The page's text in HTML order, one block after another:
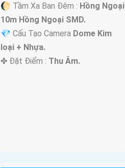
🌔 Tầm Xa Ban Đêm : Hồng Ngoại
10m Hồng Ngoại SMD.
💎 Cấu Tạo Camera Dome Kim
loại + Nhựa.
️✤ Đặt Điểm : Thu Âm.